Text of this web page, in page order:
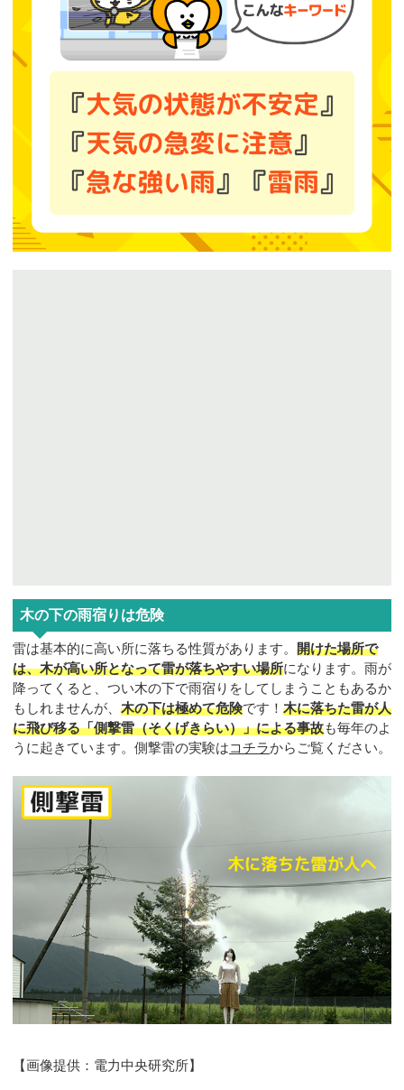
木の下の雨宿りは危険
雷は基本的に高い所に落ちる性質があります。 開けた場所で
は、木が高い所となって雷が落ちやすい場所になります。雨が
降ってくると、つい木の下で雨宿りをしてしまうこともあるか
もしれませんが、 木の下は極めて危険です！ 木に落ちた雷が人
に飛び移る「側撃雷（そくげきらい）」による事故も毎年のよ
うに起きています。側撃雷の実験はコチラからご覧ください。
【画像提供：電力中央研究所】